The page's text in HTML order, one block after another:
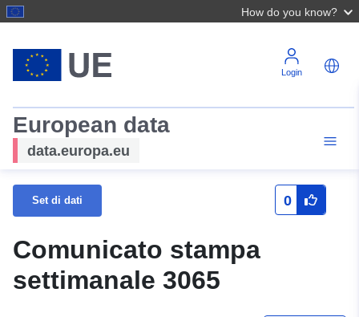
How do you know?
Login
European data
data.europa.eu
Set di dati 0
Comunicato stampa
settimanale 3065